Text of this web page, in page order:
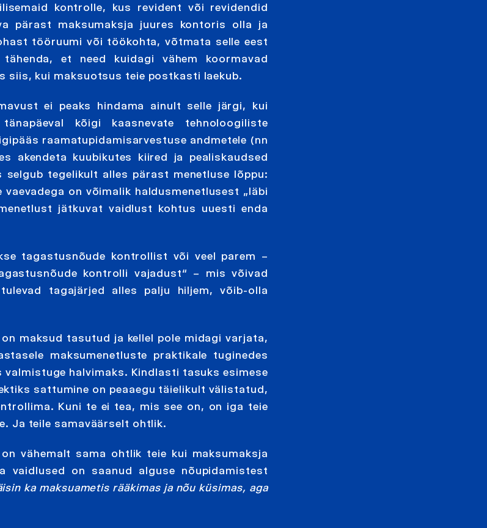
kontrolle, kus revident või revidendid
pärast maksumaksja juures kontoris olla ja
tööruumi või töökohta, võtmata selle eest
et need kuidagi vähem koormavad
siis, kui maksuotsus teie postkasti laekub.
ei peaks hindama ainult selle järgi, kui
kõigi kaasnevate tehnoloogiliste
raamatupidamisarvestuse andmetele (nn
akendeta kuubikutes kiired ja pealiskaudsed
tegelikult alles pärast menetluse lõppu:
on võimalik haldusmenetlusest „läbi
jätkuvat vaidlust kohtus uuesti enda
tagastusnõude kontrollist või veel parem –
kontrolli vajadust“ – mis võivad
tagajärjed alles palju hiljem, võib-olla
maksud tasutud ja kellel pole midagi varjata,
maksumenetluste praktikale tuginedes
halvimaks. Kindlasti tasuks esimese
sattumine on peaaegu täielikult välistatud,
Kuni te ei tea, mis see on, on iga teie
Ja teile samaväärselt ohtlik.
vähemalt sama ohtlik teie kui maksumaksja
vaidlused on saanud alguse nõupidamistest
ka maksuametis rääkimas ja nõu küsimas, aga